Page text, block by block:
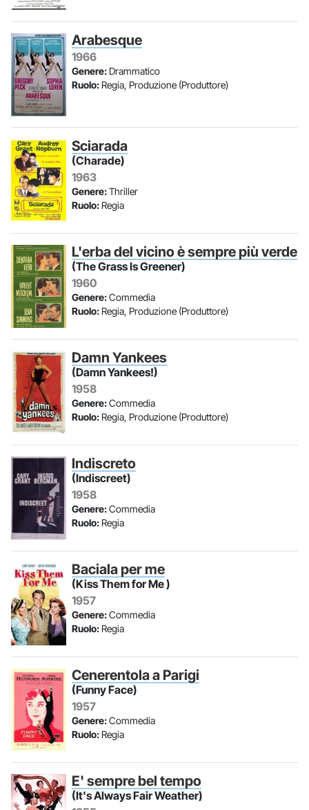
Arabesque
1966
Genere: Drammatico
Ruolo: Regia, Produzione (Produttore)
Sciarada
(Charade)
1963
Genere:Thriller
Ruolo: Regia
L'erba del vicino è sempre più verde
(The Grass Is Greener)
1960
Genere:Commedia
Ruolo: Regia, Produzione (Produttore)
Damn Yankees
(Damn Yankees!)
1958
Genere:Commedia
Ruolo: Regia, Produzione (Produttore)
Indiscreto
(Indiscreet)
1958
Genere:Commedia
Ruolo: Regia
Baciala per me
(Kiss Them for Me )
1957
Genere:Commedia
Ruolo: Regia
Cenerentola a Parigi
(Funny Face)
1957
Genere:Commedia
Ruolo: Regia
E' sempre bel tempo
(It's Always Fair Weather)